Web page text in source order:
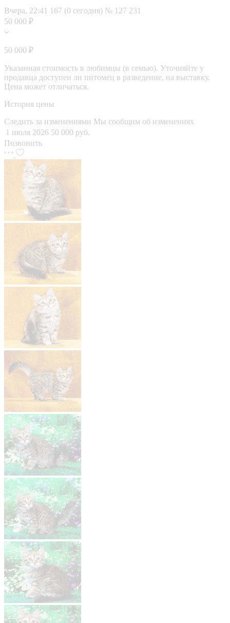
Вчера, 22:41 167 (0 сегодня) № 127 231
50 000 ₽
50 000 ₽
Указанная стоимость в любимцы (в семью). Уточняйте у
продавца доступен ли питомец в разведение, на выставку.
Цена может отличаться.
История цены
Следить за изменениями Мы сообщим об изменениях
1 июля 2026 50 000 руб.
Позвонить